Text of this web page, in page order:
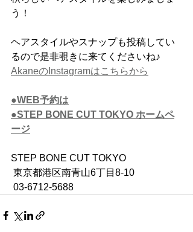
う！
ヘアスタイルやスナップも投稿してい
るので是非覗きに来てくださいね♪
AkaneのInstagramはこちらから
●WEB予約は
●STEP BONE CUT TOKYO ホームペ
ージ
STEP BONE CUT TOKYO
東京都港区南青山6丁目8-10
03-6712-5688